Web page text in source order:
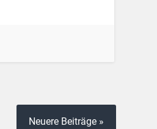
Neuere Beiträge »